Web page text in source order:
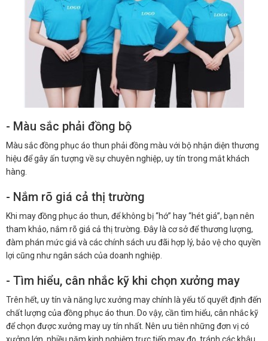
- Màu sắc phải đồng bộ
Màu sắc đồng phục áo thun phải đồng màu với bộ nhận diện thương
hiệu để gây ấn tượng về sự chuyên nghiệp, uy tín trong mắt khách
hàng.
- Nắm rõ giá cả thị trường
Khi may đồng phục áo thun, để không bị “hớ” hay “hét giá”, bạn nên
tham khảo, nắm rõ giá cả thị trường. Đây là cơ sở để thương lượng,
đàm phán mức giá và các chính sách ưu đãi hợp lý, bảo vệ cho quyền
lợi cũng như ngân sách của doanh nghiệp.
- Tìm hiểu, cân nhắc kỹ khi chọn xưởng may
Trên hết, uy tín và năng lực xưởng may chính là yếu tố quyết định đến
chất lượng của đồng phục áo thun. Do vậy, cần tìm hiểu, cân nhắc kỹ
để chọn được xưởng may uy tín nhất. Nên ưu tiên những đơn vị có